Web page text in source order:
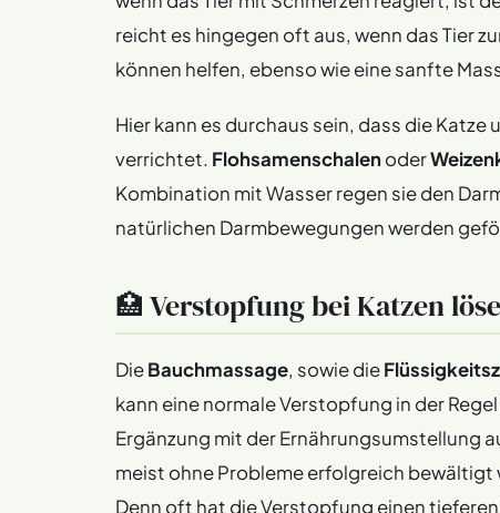
reicht es hingegen oft aus, wenn das Tier
können helfen, ebenso wie eine sanfte
Hier kann es durchaus sein, dass die
verrichtet. Flohsamenschalenoder
Kombination mit Wasser regen sie den
natürlichen Darmbewegungen werden
🏥 Verstopfung bei Katzen
DieBauchmassage, sowie die
kann eine normale Verstopfung in der
Ergänzung mit der Ernährungsumstellung
meist ohne Probleme erfolgreich bewältigt
Denn oft hat die Verstopfung einen